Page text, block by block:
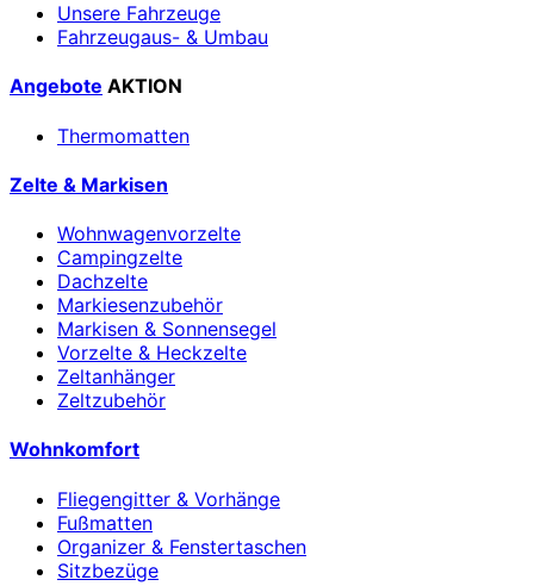
Unsere Fahrzeuge
Fahrzeugaus- & Umbau
Angebote AKTION
Thermomatten
Zelte & Markisen
Wohnwagenvorzelte
Campingzelte
Dachzelte
Markiesenzubehör
Markisen & Sonnensegel
Vorzelte & Heckzelte
Zeltanhänger
Zeltzubehör
Wohnkomfort
Fliegengitter & Vorhänge
Fußmatten
Organizer & Fenstertaschen
Sitzbezüge